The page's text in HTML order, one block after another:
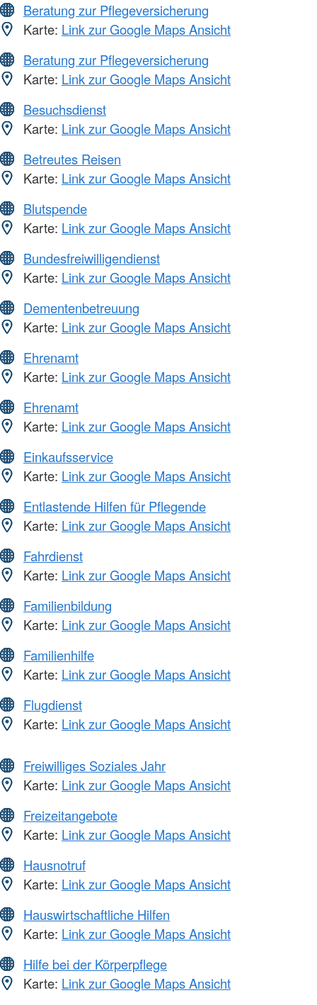
Beratung zur Pflegeversicherung
Karte: Link zur Google Maps Ansicht
Beratung zur Pflegeversicherung
Karte: Link zur Google Maps Ansicht
Besuchsdienst
Karte: Link zur Google Maps Ansicht
Betreutes Reisen
Karte: Link zur Google Maps Ansicht
Blutspende
Karte: Link zur Google Maps Ansicht
Bundesfreiwilligendienst
Karte: Link zur Google Maps Ansicht
Dementenbetreuung
Karte: Link zur Google Maps Ansicht
Ehrenamt
Karte: Link zur Google Maps Ansicht
Ehrenamt
Karte: Link zur Google Maps Ansicht
Einkaufsservice
Karte: Link zur Google Maps Ansicht
Entlastende Hilfen für Pflegende
Karte: Link zur Google Maps Ansicht
Fahrdienst
Karte: Link zur Google Maps Ansicht
Familienbildung
Karte: Link zur Google Maps Ansicht
Familienhilfe
Karte: Link zur Google Maps Ansicht
Flugdienst
Karte: Link zur Google Maps Ansicht
Freiwilliges Soziales Jahr
Karte: Link zur Google Maps Ansicht
Freizeitangebote
Karte: Link zur Google Maps Ansicht
Hausnotruf
Karte: Link zur Google Maps Ansicht
Hauswirtschaftliche Hilfen
Karte: Link zur Google Maps Ansicht
Hilfe bei der Körperpflege
Karte: Link zur Google Maps Ansicht